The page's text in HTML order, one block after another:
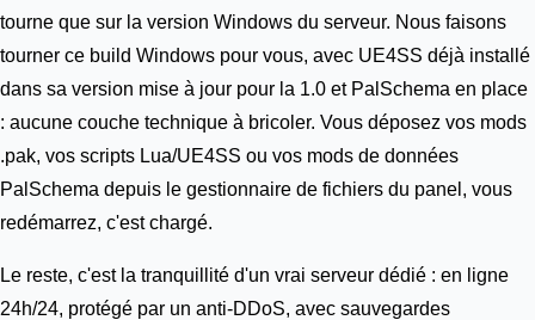
tourne que sur la version Windows du serveur. Nous faisons
tourner ce build Windows pour vous, avec UE4SS déjà installé
dans sa version mise à jour pour la 1.0 et PalSchema en place
: aucune couche technique à bricoler. Vous déposez vos mods
.pak, vos scripts Lua/UE4SS ou vos mods de données
PalSchema depuis le gestionnaire de fichiers du panel, vous
redémarrez, c'est chargé.
Le reste, c'est la tranquillité d'un vrai serveur dédié : en ligne
24h/24, protégé par un anti-DDoS, avec sauvegardes